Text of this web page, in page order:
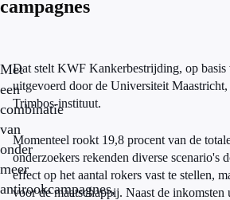
campagnes
Met
een
combinatie
van
onder
meer
antirookcampagnes,
Dat stelt KWF Kankerbestrijding, op basis
uitgevoerd door de Universiteit
Trimbos-instituut.
Momenteel rookt 19,8 procent van de
onderzoekers rekenden diverse scenario's
effect op het aantal rokers vast te stellen,
voor de maatschappij. Naast de inkomsten